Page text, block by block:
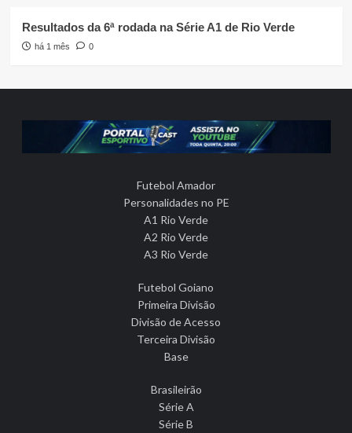
Resultados da 6ª rodada na Série A1 de Rio Verde
há 1 mês 0
Futebol Amador
Personalidades no PE
A1 Rio Verde
A2 Rio Verde
A3 Rio Verde
Futebol Goiano
Primeira Divisão
Divisão de Acesso
Terceira Divisão
Base
Brasileirão
Série A
Série B